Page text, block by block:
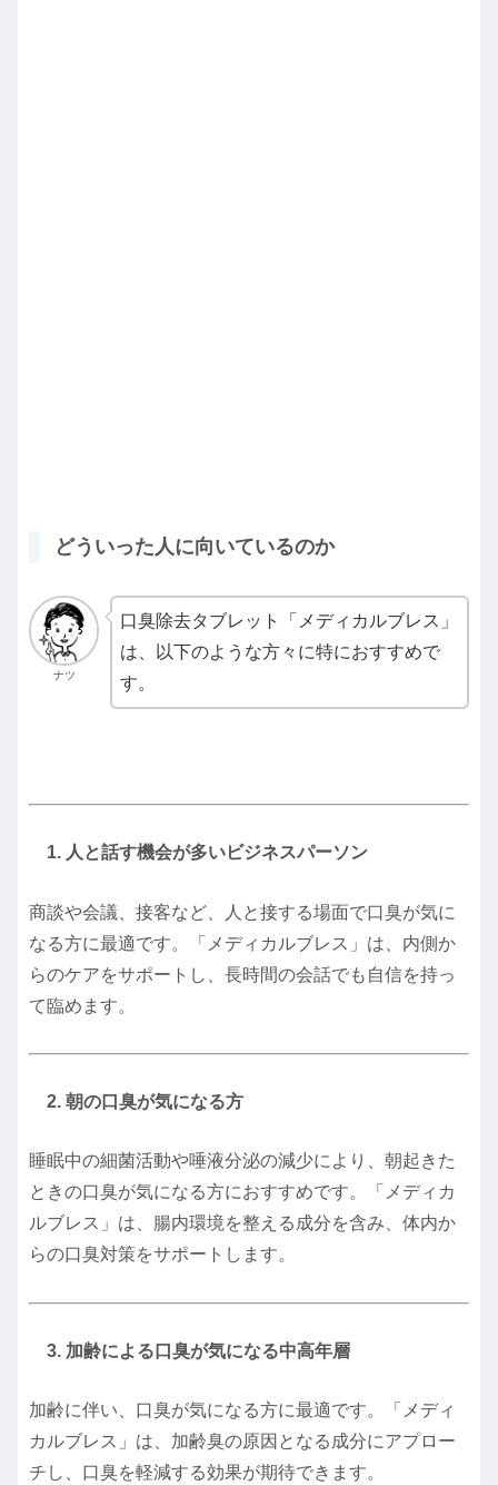
どういった人に向いているのか
ナツ
口臭除去タブレット「メディカルブレス」
は、以下のような方々に特におすすめで
す。
1. 人と話す機会が多いビジネスパーソン
商談や会議、接客など、人と接する場面で口臭が気に
なる方に最適です。
「メディカルブレス」は、内側か
らのケアをサポートし、長時間の会話でも自信を持っ
て臨めます。
2. 朝の口臭が気になる方
睡眠中の細菌活動や唾液分泌の減少により、朝起きた
ときの口臭が気になる方におすすめです。
「メディカ
ルブレス」は、腸内環境を整える成分を含み、体内か
らの口臭対策をサポートします。
3. 加齢による口臭が気になる中高年層
加齢に伴い、口臭が気になる方に最適です。
「メディ
カルブレス」は、加齢臭の原因となる成分にアプロー
チし、口臭を軽減する効果が期待できます。